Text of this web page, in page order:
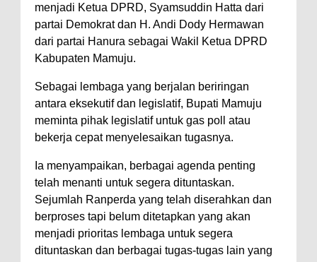
menjadi Ketua DPRD, Syamsuddin Hatta dari
partai Demokrat dan H. Andi Dody Hermawan
dari partai Hanura sebagai Wakil Ketua DPRD
Kabupaten Mamuju.
Sebagai lembaga yang berjalan beriringan
antara eksekutif dan legislatif, Bupati Mamuju
meminta pihak legislatif untuk gas poll atau
bekerja cepat menyelesaikan tugasnya.
Ia menyampaikan, berbagai agenda penting
telah menanti untuk segera dituntaskan.
Sejumlah Ranperda yang telah diserahkan dan
berproses tapi belum ditetapkan yang akan
menjadi prioritas lembaga untuk segera
dituntaskan dan berbagai tugas-tugas lain yang